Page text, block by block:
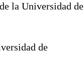
la Universidad de
de